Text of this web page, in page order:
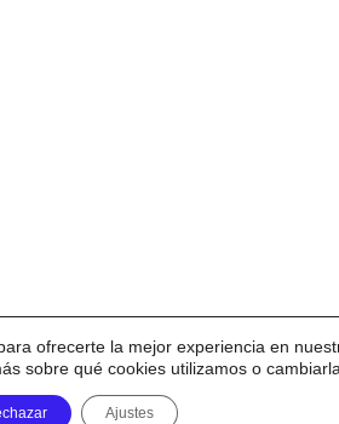
ofrecerte la mejor experiencia en
sobre qué cookies utilizamos o
Ajustes